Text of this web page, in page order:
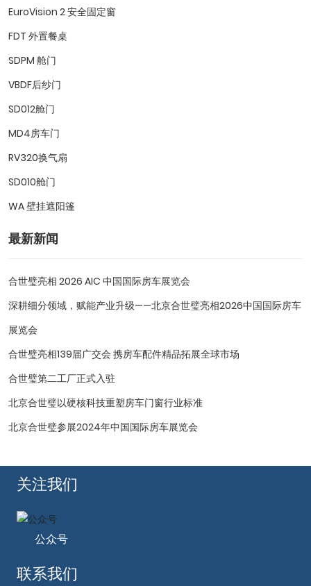
EuroVision 2 安全固定窗
FDT 外置餐桌
SDPM 舱门
VBDF后纱门
SD012舱门
MD4房车门
RV320换气扇
SD010舱门
WA 壁挂遮阳篷
最新新闻
合世璧亮相 2026 AIC 中国国际房车展览会
深耕细分领域，赋能产业升级——北京合世璧亮相2026中国国际房车
展览会
合世璧亮相139届广交会 携房车配件精品拓展全球市场
合世璧第二工厂正式入驻
北京合世璧以硬核科技重塑房车门窗行业标准
北京合世璧参展2024年中国国际房车展览会
联系我们
关注我们
公众号